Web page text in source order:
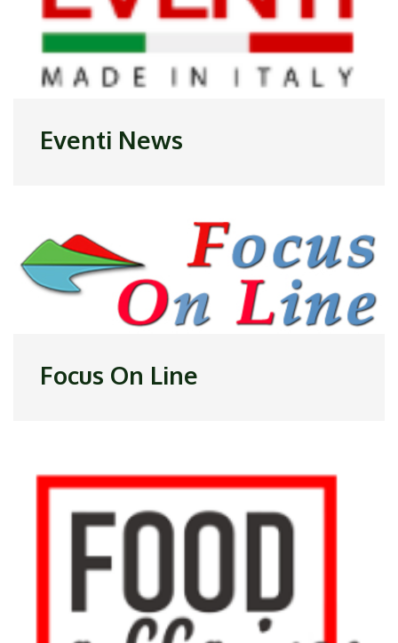
Eventi News
Focus On Line